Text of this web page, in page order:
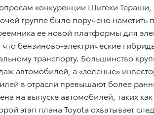
конкуренции Шигеки Тераши,
группе было поручено
ее новой платформы для
бензиново-электрические
транспорту. Большинство
автомобилей, а «зеленые»
в отрасли превышают более
на выпуске автомобилей, таких
этап плана Toyota охватывает